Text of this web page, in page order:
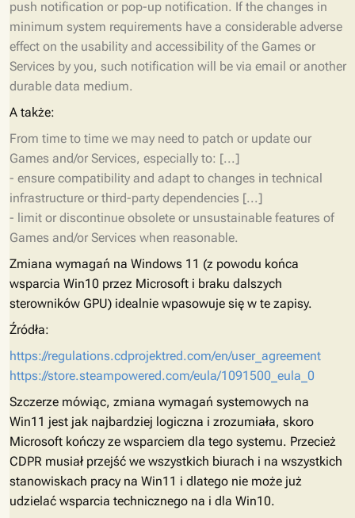
push notification or pop-up notification. If the changes in
minimum system requirements have a considerable adverse
effect on the usability and accessibility of the Games or
Services by you, such notification will be via email or another
durable data medium.
A także:
From time to time we may need to patch or update our
Games and/or Services, especially to: [...]
- ensure compatibility and adapt to changes in technical
infrastructure or third-party dependencies [...]
- limit or discontinue obsolete or unsustainable features of
Games and/or Services when reasonable.
Zmiana wymagań na Windows 11 (z powodu końca
wsparcia Win10 przez Microsoft i braku dalszych
sterowników GPU) idealnie wpasowuje się w te zapisy.
Źródła:
https://regulations.cdprojektred.com/en/user_agreement
https://store.steampowered.com/eula/1091500_eula_0
Szczerze mówiąc, zmiana wymagań systemowych na
Win11 jest jak najbardziej logiczna i zrozumiała, skoro
Microsoft kończy ze wsparciem dla tego systemu. Przecież
CDPR musiał przejść we wszystkich biurach i na wszystkich
stanowiskach pracy na Win11 i dlatego nie może już
udzielać wsparcia technicznego na i dla Win10.